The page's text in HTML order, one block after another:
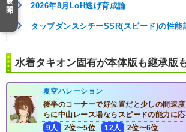
2026年8月LoH逃げ育成論
タップダンスシチーSSR(スピード)の性能
水着タキオン固有が本体版も継承版
夏空ハレーション
後半のコーナーで好位置だと少しの間速
らに中山レース場ならスピードの能力に
9人
2位〜5位 12人 2位〜6位